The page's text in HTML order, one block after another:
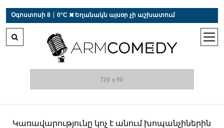
Օգոստոսի 8 0°C  Եղանակն այսօր չի աշխատում
open
Կառավարությունը կոչ է անում խոպանչիներին